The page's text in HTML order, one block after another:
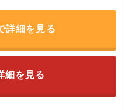
詳細を見る
細を見る